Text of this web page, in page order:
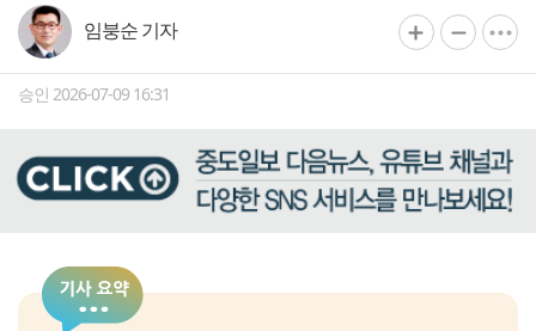
임붕순 기자
승인 2026-07-09 16:31